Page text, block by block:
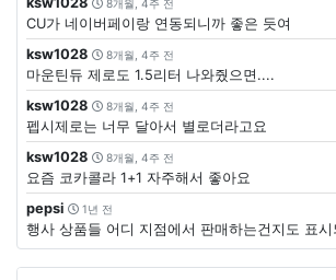
8개월, 4주 전
CU가 네이버페이랑 연동되니까 좋은 듯여
ksw1028
8개월, 4주 전
마운틴듀 제로도 1.5리터 나와줬으면....
ksw1028
8개월, 4주 전
펩시제로는 너무 달아서 별로더라고요
ksw1028
8개월, 4주 전
요즘 코카콜라 1+1 자주해서 좋아요
pepsi
1년 전
행사 상품들 어디 지점에서 판매하는건지도 표